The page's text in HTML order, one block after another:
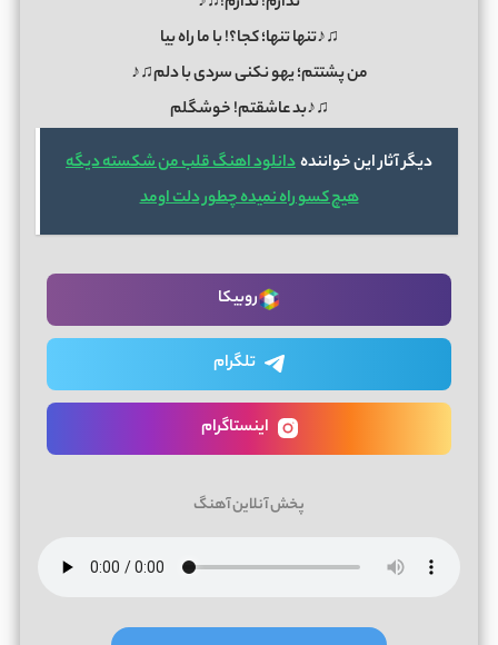
♫♪تنها تنها؛ کجا؟! با ما راه بیا
من پشتتم؛ یهو نکنی سردی با دلم♫♪
♫♪بد عاشقتم! خوشگلم
دیگر آثار این خوانندهدانلود اهنگ قلب من شکسته دیگه
هیچ کسو راه نمیده چطور دلت اومد
روبیکا
تلگرام
اینستاگرام
پخش آنلاین آهنگ